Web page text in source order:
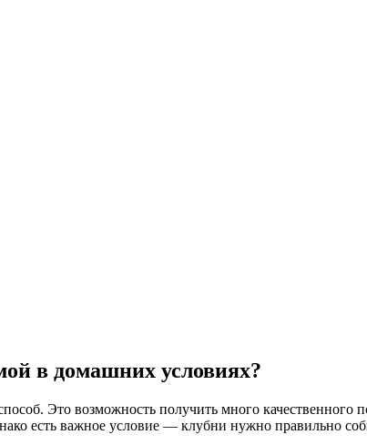
в домашних условиях?
Это возможность получить много качественного
есть важное условие — клубни нужно правильно